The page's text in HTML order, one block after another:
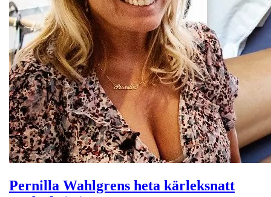
Pernilla Wahlgrens heta kärleksnatt